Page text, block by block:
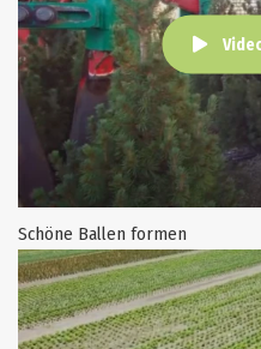
Schöne Ballen formen